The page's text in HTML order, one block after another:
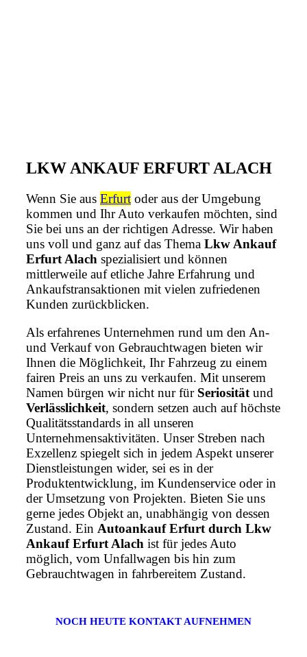
LKW ANKAUF ERFURT ALACH
Wenn Sie aus Erfurt oder aus der Umgebung
kommen und Ihr Auto verkaufen möchten, sind
Sie bei uns an der richtigen Adresse. Wir haben
uns voll und ganz auf das Thema Lkw Ankauf
Erfurt Alach spezialisiert und können
mittlerweile auf etliche Jahre Erfahrung und
Ankaufstransaktionen mit vielen zufriedenen
Kunden zurückblicken.
Als erfahrenes Unternehmen rund um den An-
und Verkauf von Gebrauchtwagen bieten wir
Ihnen die Möglichkeit, Ihr Fahrzeug zu einem
fairen Preis an uns zu verkaufen. Mit unserem
Namen bürgen wir nicht nur für Seriosität und
Verlässlichkeit, sondern setzen auch auf höchste
Qualitätsstandards in all unseren
Unternehmensaktivitäten. Unser Streben nach
Exzellenz spiegelt sich in jedem Aspekt unserer
Dienstleistungen wider, sei es in der
Produktentwicklung, im Kundenservice oder in
der Umsetzung von Projekten. Bieten Sie uns
gerne jedes Objekt an, unabhängig von dessen
Zustand. Ein Autoankauf Erfurt durch Lkw
Ankauf Erfurt Alach ist für jedes Auto
möglich, vom Unfallwagen bis hin zum
Gebrauchtwagen in fahrbereitem Zustand.
NOCH HEUTE KONTAKT AUFNEHMEN